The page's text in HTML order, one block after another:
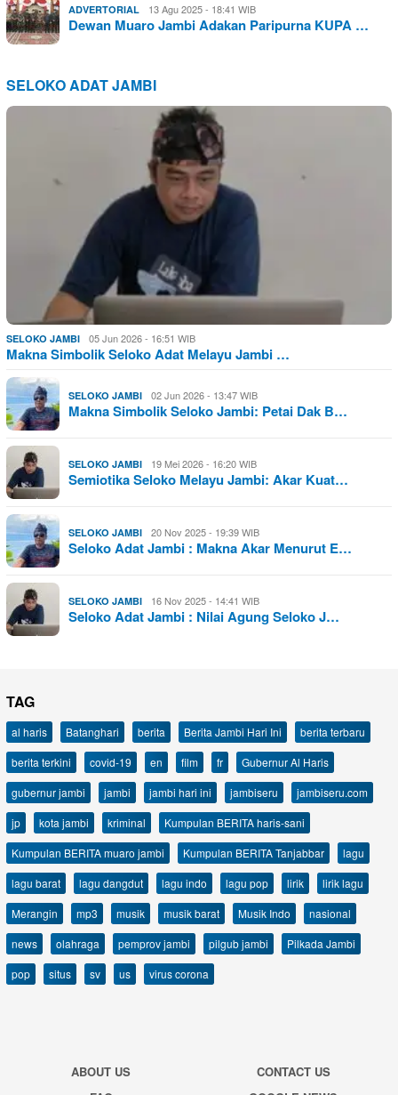
ADVERTORIAL 13 Agu 2025 - 18:41 WIB
Dewan Muaro Jambi Adakan Paripurna KUPA …
SELOKO ADAT JAMBI
SELOKO JAMBI 05 Jun 2026 - 16:51 WIB
Makna Simbolik Seloko Adat Melayu Jambi …
SELOKO JAMBI 02 Jun 2026 - 13:47 WIB
Makna Simbolik Seloko Jambi: Petai Dak B…
SELOKO JAMBI 19 Mei 2026 - 16:20 WIB
Semiotika Seloko Melayu Jambi: Akar Kuat…
SELOKO JAMBI 20 Nov 2025 - 19:39 WIB
Seloko Adat Jambi : Makna Akar Menurut E…
SELOKO JAMBI 16 Nov 2025 - 14:41 WIB
Seloko Adat Jambi : Nilai Agung Seloko J…
TAG
al haris Batanghari berita Berita Jambi Hari Ini
berita terbaru
berita terkini
covid-19 en film fr
Gubernur Al Haris
gubernur jambi
jambi jambi hari ini jambiseru
jambiseru.com
jp
kota jambi kriminal
Kumpulan BERITA haris-sani
Kumpulan BERITA muaro jambi
Kumpulan BERITA Tanjabbar
lagu
lagu barat
lagu dangdut lagu indo lagu pop lirik
lirik lagu
Merangin
mp3 musik musik barat Musik Indo
nasional
news
olahraga pemprov jambi pilgub jambi
Pilkada Jambi
pop
situs sv us virus corona
ABOUT US
CONTACT US